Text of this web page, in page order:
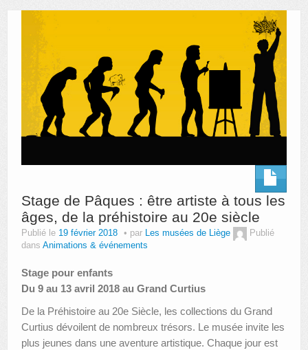
ANIMATIONS DES MUSÉES
PUBLICATIONS
LES APPELS À PROJETS
LE PORTAIL DES COLLECTIONS
Stage de Pâques : être artiste à tous les
âges, de la préhistoire au 20e siècle
Publié le 19 février 2018 par Les musées de Liège
Publié
dans Animations & événements
Stage pour enfants
Du 9 au 13 avril 2018 au Grand Curtius
De la Préhistoire au 20e Siècle, les collections du Grand
Curtius dévoilent de nombreux trésors. Le musée invite les
plus jeunes dans une aventure artistique. Chaque jour est